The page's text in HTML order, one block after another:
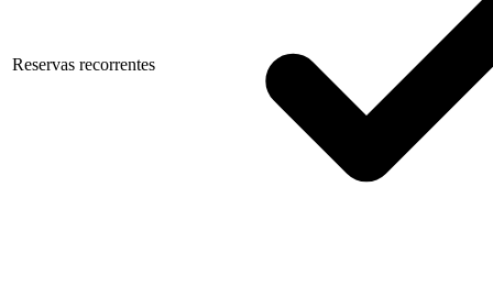
Reservas recorrentes